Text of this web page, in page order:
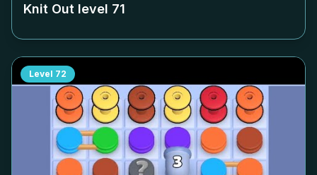
Knit Out level 71
Level 72